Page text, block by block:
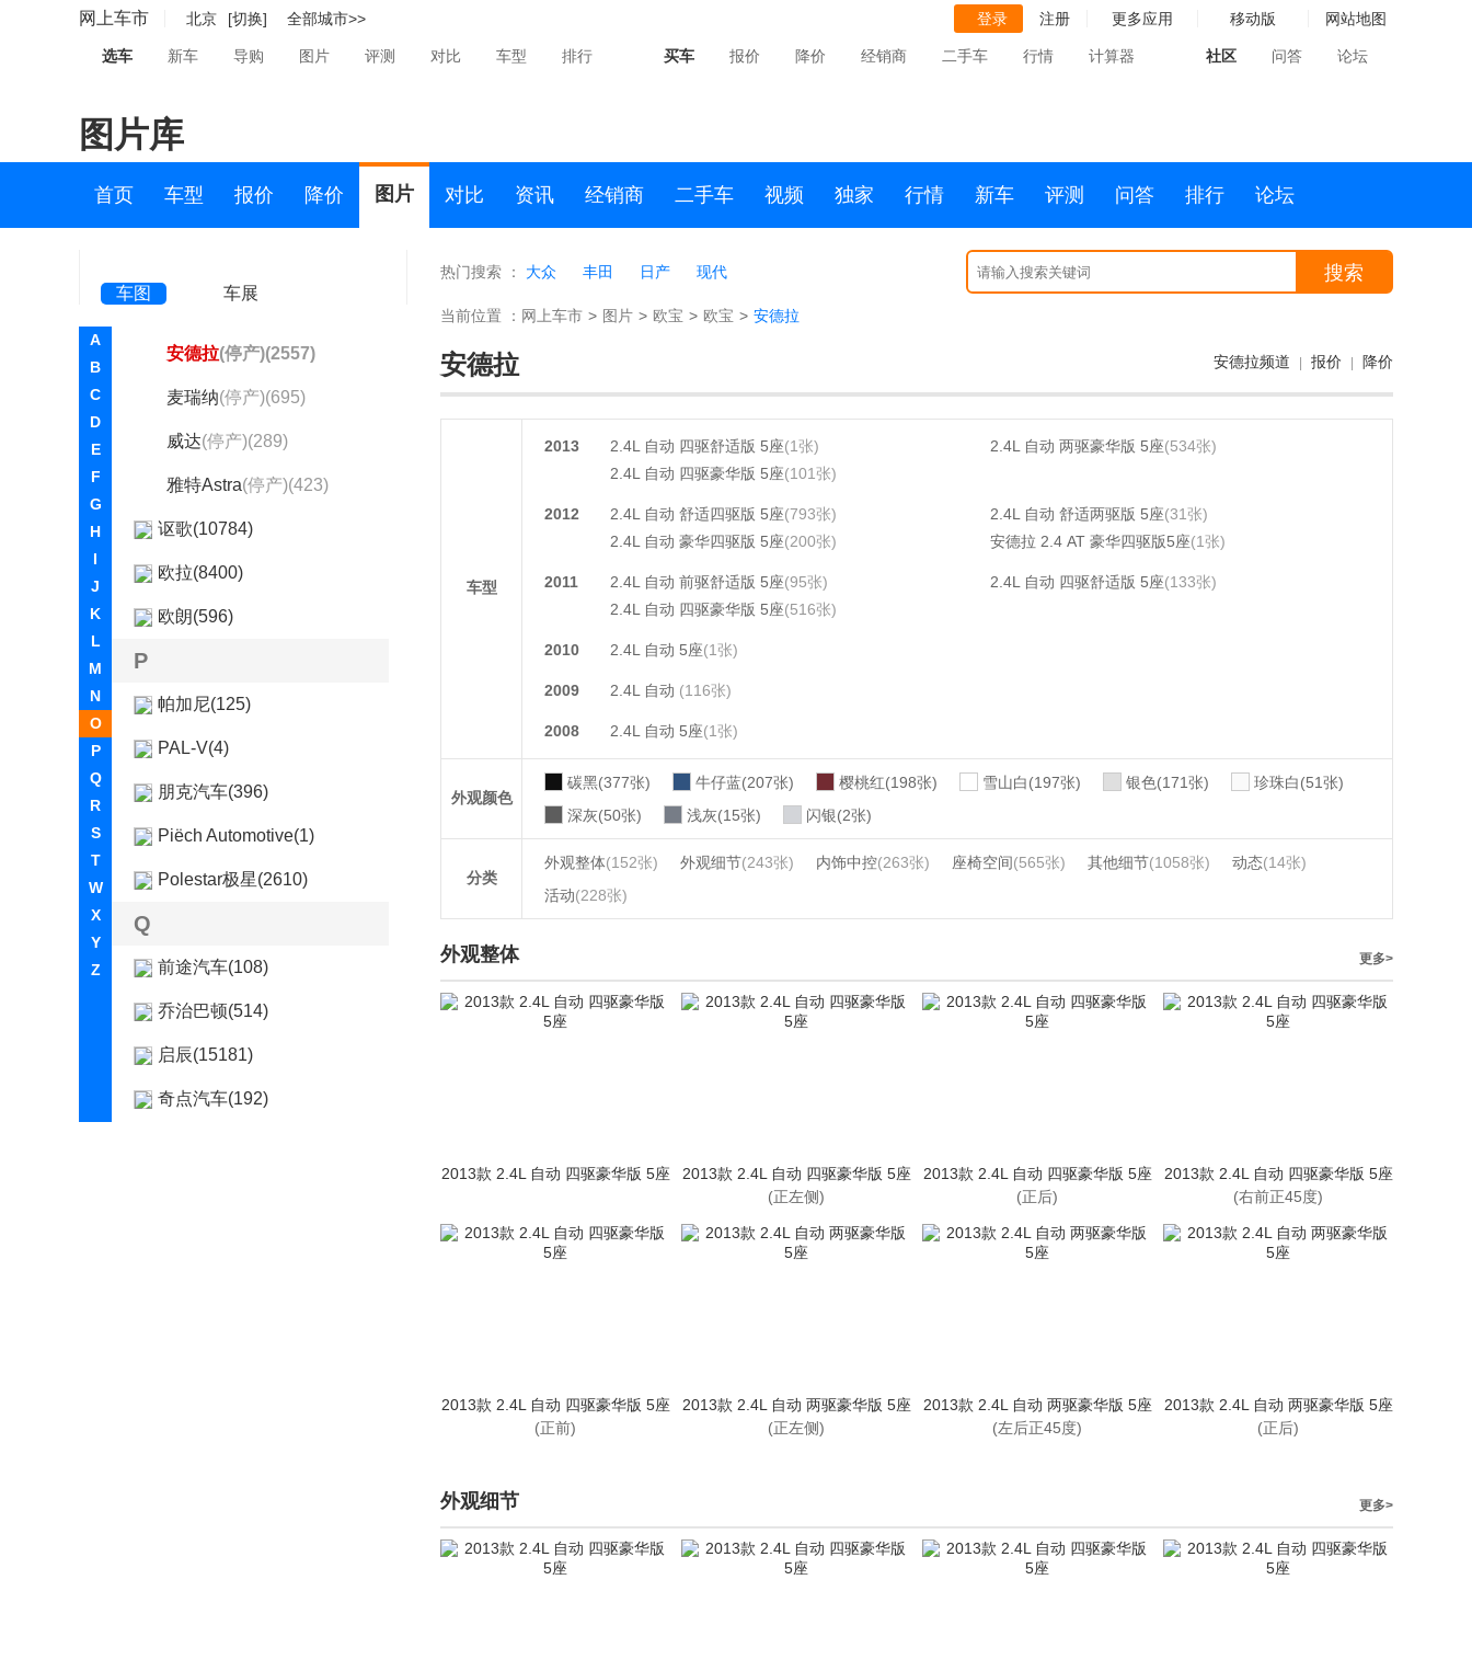
网上车市 北京 [切换] 全部城市>> 登录 注册 更多应用 移动版 网站地图
选车 新车 导购 图片 评测 对比 车型 排行 买车 报价 降价 经销商 二手车 行情 计算器 社区 问答 论坛
图片库
首页 车型 报价 降价 图片 对比 资讯 经销商 二手车 视频 独家 行情 新车 评测 问答 排行 论坛
车图 车展
A
B
C
D
E
F
G
H
I
J
K
L
M
N
O
P
Q
R
S
T
W
X
Y
Z
欧宝GT X(16)
欧宝monza
安德拉(停产)(2557)
麦瑞纳(停产)(695)
威达(停产)(289)
雅特Astra(停产)(423)
讴歌(10784)
欧拉(8400)
欧朗(596)
P
帕加尼(125)
PAL-V(4)
朋克汽车(396)
Piëch Automotive(1)
Polestar极星(2610)
Q
前途汽车(108)
乔治巴顿(514)
启辰(15181)
奇点汽车(192)
热门搜索 ： 大众 丰田 日产 现代 搜索
当前位置 ： 网上车市 > 图片 > 欧宝 > 欧宝 > 安德拉
安德拉 安德拉频道 报价 降价
车型
2013 2.4L 自动 四驱舒适版 5座(1张) 2.4L 自动 两驱豪华版 5座(534张)
2.4L 自动 四驱豪华版 5座(101张)
2012 2.4L 自动 舒适四驱版 5座(793张) 2.4L 自动 舒适两驱版 5座(31张)
2.4L 自动 豪华四驱版 5座(200张) 安德拉 2.4 AT 豪华四驱版5座(1张)
2011 2.4L 自动 前驱舒适版 5座(95张) 2.4L 自动 四驱舒适版 5座(133张)
2.4L 自动 四驱豪华版 5座(516张)
2010 2.4L 自动 5座(1张)
2009 2.4L 自动 (116张)
2008 2.4L 自动 5座(1张)
外观颜色
碳黑(377张) 牛仔蓝(207张) 樱桃红(198张) 雪山白(197张) 银色(171张)
珍珠白(51张)
深灰(50张)
浅灰(15张) 闪银(2张)
分类
外观整体(152张) 外观细节(243张) 内饰中控(263张) 座椅空间(565张) 其他细节(1058张) 动态(14张)
活动(228张)
外观整体 更多>
2013款 2.4L 自动 四驱豪华版 5座
2013款 2.4L 自动 四驱豪华版 5座
(正左侧)
2013款 2.4L 自动 四驱豪华版 5座
(正后)
2013款 2.4L 自动 四驱豪华版 5座
(右前正45度)
2013款 2.4L 自动 四驱豪华版 5座
(正前)
2013款 2.4L 自动 两驱豪华版 5座
(正左侧)
2013款 2.4L 自动 两驱豪华版 5座
(左后正45度)
2013款 2.4L 自动 两驱豪华版 5座
(正后)
外观细节 更多>